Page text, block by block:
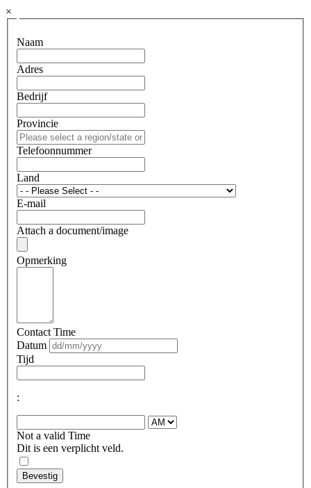
×
Naam
Adres
Bedrijf
Provincie
Telefoonnummer
Land
E-mail
Attach a document/image
Opmerking
Contact Time
Datum
Tijd
:
Not a valid Time
Dit is een verplicht veld.
Bevestig